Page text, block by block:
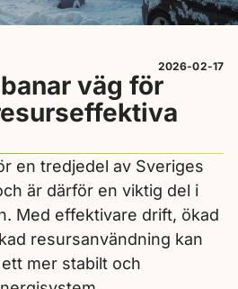
2026-02-17
väg för
en tredjedel av Sveriges
är därför en viktig del i
Med effektivare drift, ökad
resursanvändning kan
mer stabilt och